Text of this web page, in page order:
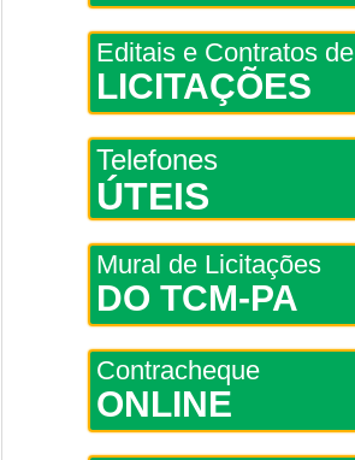
Editais e Contratos de
LICITAÇÕES
Telefones
ÚTEIS
Mural de Licitações
DO TCM-PA
Contracheque
ONLINE